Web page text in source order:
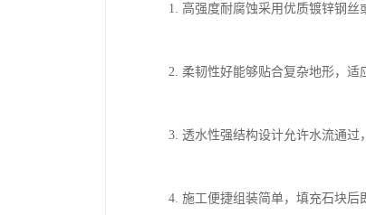
1. 高强度耐腐蚀采用优质镀锌钢
2. 柔韧性好能够贴合复杂地形，适
3. 透水性强结构设计允许水流通过
4. 施工便捷组装简单，填充石块后